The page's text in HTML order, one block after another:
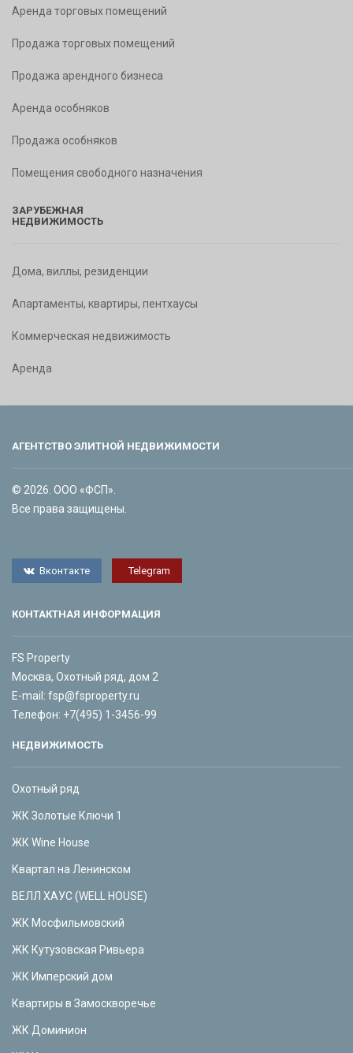
Аренда торговых помещений
Продажа торговых помещений
Продажа арендного бизнеса
Аренда особняков
Продажа особняков
Помещения свободного назначения
ЗАРУБЕЖНАЯ
НЕДВИЖИМОСТЬ
Дома, виллы, резиденции
Апартаменты, квартиры, пентхаусы
Коммерческая недвижимость
Аренда
АГЕНТСТВО ЭЛИТНОЙ НЕДВИЖИМОСТИ
© 2026. ООО «ФСП».
Все права защищены.
Вконтакте Telegram
КОНТАКТНАЯ ИНФОРМАЦИЯ
FS Property
Москва, Охотный ряд, дом 2
E-mail: fsp@fsproperty.ru
Телефон: +7(495) 1-3456-99
НЕДВИЖИМОСТЬ
Охотный ряд
ЖК Золотые Ключи 1
ЖК Wine House
Квартал на Ленинском
ВЕЛЛ ХАУС (WELL HOUSE)
ЖК Мосфильмовский
ЖК Кутузовская Ривьера
ЖК Имперский дом
Квартиры в Замоскворечье
ЖК Доминион